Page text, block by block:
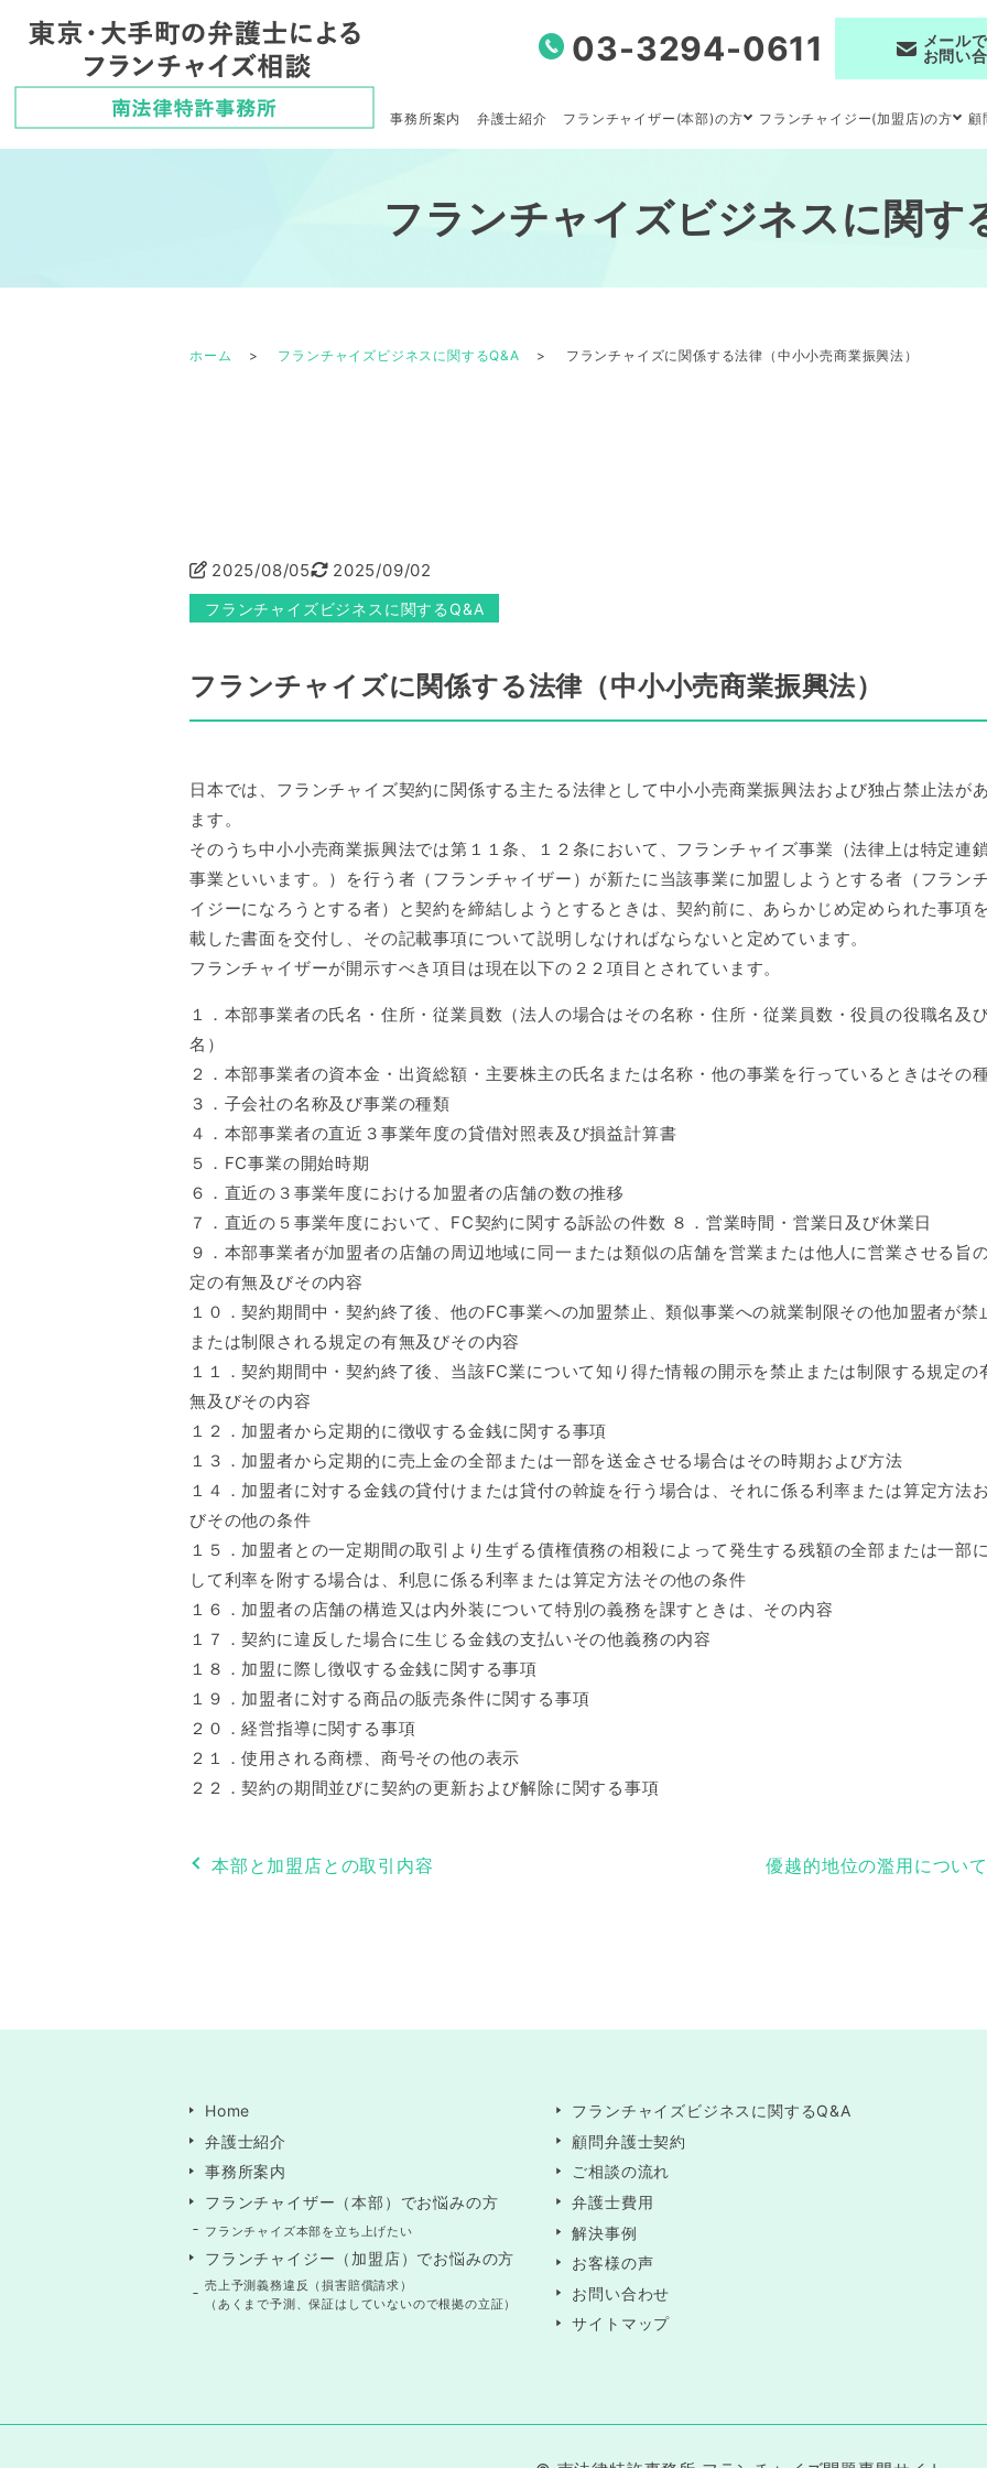
事務所案内 弁護士紹介 フランチャイザー(本部)の方 フランチャイジー(加盟店)の方 顧
03-3294-0611
メール
お問い
フランチャイズビジネスに関す
ホーム フランチャイズビジネスに関するQ&A フランチャイズに関係する法律（中小小売商業振興法）
2025/08/05 2025/09/02
フランチャイズビジネスに関するQ&A
フランチャイズに関係する法律（中小小売商業振興法）
日本では、フランチャイズ契約に関係する主たる法律として中小小売商業振興法および独占禁止法が
ます。
そのうち中小小売商業振興法では第１１条、１２条において、フランチャイズ事業（法律上は特定連
事業といいます。）を行う者（フランチャイザー）が新たに当該事業に加盟しようとする者（フラン
イジーになろうとする者）と契約を締結しようとするときは、契約前に、あらかじめ定められた事項
載した書面を交付し、その記載事項について説明しなければならないと定めています。
フランチャイザーが開示すべき項目は現在以下の２２項目とされています。
１．本部事業者の氏名・住所・従業員数（法人の場合はその名称・住所・従業員数・役員の役職名及
名）
２．本部事業者の資本金・出資総額・主要株主の氏名または名称・他の事業を行っているときはその
３．子会社の名称及び事業の種類
４．本部事業者の直近３事業年度の貸借対照表及び損益計算書
５．FC事業の開始時期
６．直近の３事業年度における加盟者の店舗の数の推移
７．直近の５事業年度において、FC契約に関する訴訟の件数 ８．営業時間・営業日及び休業日
９．本部事業者が加盟者の店舗の周辺地域に同一または類似の店舗を営業または他人に営業させる旨
定の有無及びその内容
１０．契約期間中・契約終了後、他のFC事業への加盟禁止、類似事業への就業制限その他加盟者が禁
または制限される規定の有無及びその内容
１１．契約期間中・契約終了後、当該FC業について知り得た情報の開示を禁止または制限する規定の
無及びその内容
１２．加盟者から定期的に徴収する金銭に関する事項
１３．加盟者から定期的に売上金の全部または一部を送金させる場合はその時期および方法
１４．加盟者に対する金銭の貸付けまたは貸付の斡旋を行う場合は、それに係る利率または算定方法
びその他の条件
１５．加盟者との一定期間の取引より生ずる債権債務の相殺によって発生する残額の全部または一部
して利率を附する場合は、利息に係る利率または算定方法その他の条件
１６．加盟者の店舗の構造又は内外装について特別の義務を課すときは、その内容
１７．契約に違反した場合に生じる金銭の支払いその他義務の内容
１８．加盟に際し徴収する金銭に関する事項
１９．加盟者に対する商品の販売条件に関する事項
２０．経営指導に関する事項
２１．使用される商標、商号その他の表示
２２．契約の期間並びに契約の更新および解除に関する事項
本部と加盟店との取引内容 優越的地位の濫用について
Home
弁護士紹介
事務所案内
フランチャイザー（本部）でお悩みの方
フランチャイズ本部を立ち上げたい
フランチャイジー（加盟店）でお悩みの方
売上予測義務違反（損害賠償請求）
（あくまで予測、保証はしていないので根拠の立証）
フランチャイズビジネスに関するQ&A
顧問弁護士契約
ご相談の流れ
弁護士費用
解決事例
お客様の声
お問い合わせ
サイトマップ